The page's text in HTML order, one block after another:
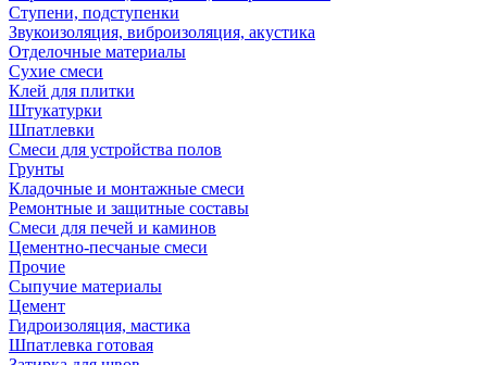
Ступени, подступенки
Звукоизоляция, виброизоляция, акустика
Отделочные материалы
Сухие смеси
Клей для плитки
Штукатурки
Шпатлевки
Смеси для устройства полов
Грунты
Кладочные и монтажные смеси
Ремонтные и защитные составы
Смеси для печей и каминов
Цементно-песчаные смеси
Прочие
Сыпучие материалы
Цемент
Гидроизоляция, мастика
Шпатлевка готовая